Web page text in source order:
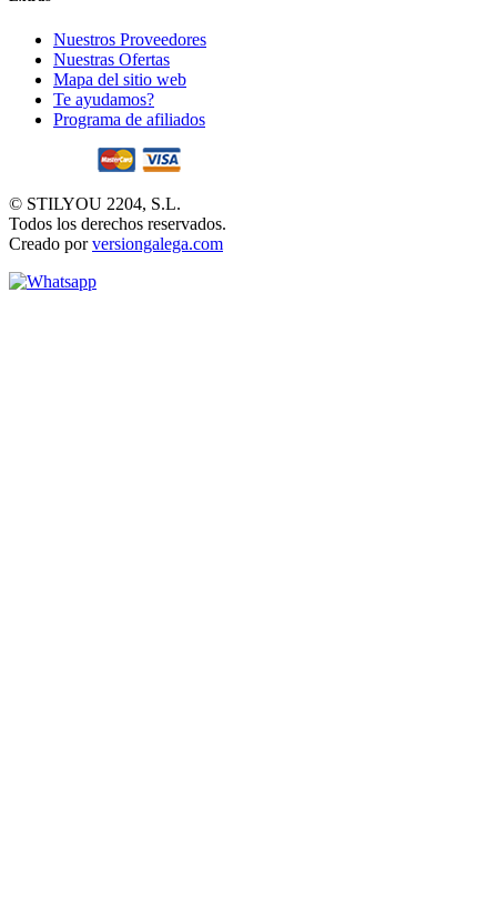
Nuestros Proveedores
Nuestras Ofertas
Mapa del sitio web
Te ayudamos?
Programa de afiliados
© STILYOU 2204, S.L.
Todos los derechos reservados.
Creado porversiongalega.com